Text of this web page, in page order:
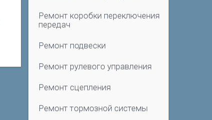
Ремонт коробки переключения
передач
Ремонт подвески
Ремонт рулевого управления
Ремонт сцепления
Ремонт тормозной системы